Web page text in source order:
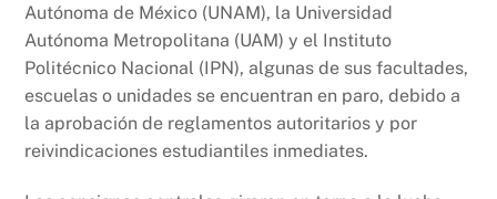
Autónoma de México (UNAM), la Universidad
Autónoma Metropolitana (UAM) y el Instituto
Politécnico Nacional (IPN), algunas de sus facultades,
escuelas o unidades se encuentran en paro, debido a
la aprobación de reglamentos autoritarios y por
reivindicaciones estudiantiles inmediates.